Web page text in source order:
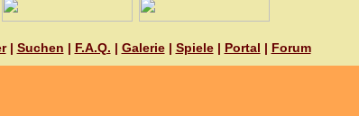
| Suchen | F.A.Q. | Galerie| Spiele| Portal | Forum